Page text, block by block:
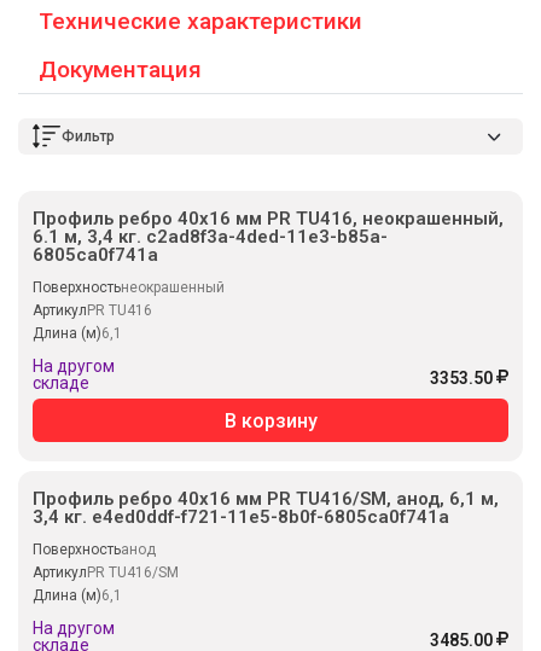
Технические характеристики
Документация
Фильтр
Профиль ребро 40х16 мм PR TU416, неокрашенный,
6.1 м, 3,4 кг. c2ad8f3a-4ded-11e3-b85a-
6805ca0f741a
Поверхностьнеокрашенный
Артикул PR TU416
Длина (м)6,1
На другом
складе
3353.50
В корзину
Профиль ребро 40х16 мм PR TU416/SM, анод, 6,1 м,
3,4 кг. e4ed0ddf-f721-11e5-8b0f-6805ca0f741a
Поверхностьанод
Артикул PR TU416/SM
Длина (м)6,1
На другом
складе
3485.00